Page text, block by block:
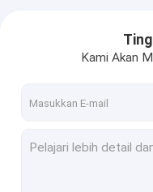
Layar LCD Tipe Bar
Modul Tampilan LCD
Kami Akan